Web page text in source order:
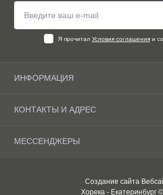
Я прочитал Условия соглашенияи
ИНФОРМАЦИЯ
Доставка и оплата Екатеринбурге
Связаться с нами
КОНТАКТЫ И АДРЕС
подъезда)
Понедельник-Пятница
МЕССЕНДЖЕРЫ
Создание сайта
Хорека - Екатеринбург